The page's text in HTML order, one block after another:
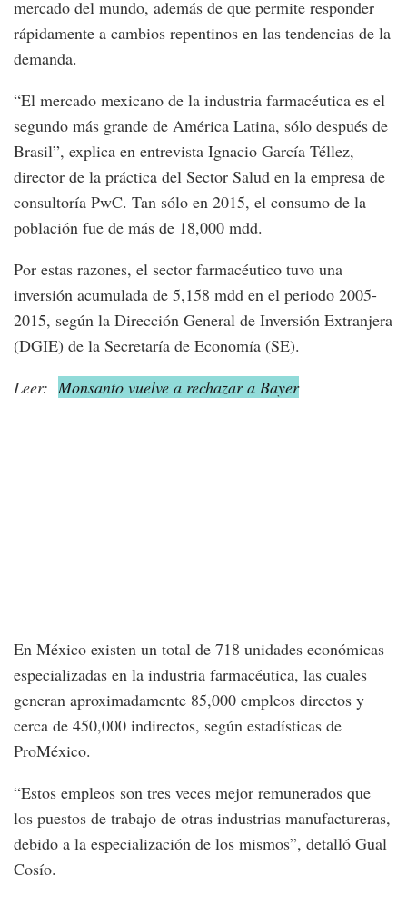
mercado del mundo, además de que permite responder
rápidamente a cambios repentinos en las tendencias de la
demanda.
“El mercado mexicano de la industria farmacéutica es el
segundo más grande de América Latina, sólo después de
Brasil”, explica en entrevista Ignacio García Téllez,
director de la práctica del Sector Salud en la empresa de
consultoría PwC. Tan sólo en 2015, el consumo de la
población fue de más de 18,000 mdd.
Por estas razones, el sector farmacéutico tuvo una
inversión acumulada de 5,158 mdd en el periodo 2005-
2015, según la Dirección General de Inversión Extranjera
(DGIE) de la Secretaría de Economía (SE).
Leer: Monsanto vuelve a rechazar a Bayer
En México existen un total de 718 unidades económicas
especializadas en la industria farmacéutica, las cuales
generan aproximadamente 85,000 empleos directos y
cerca de 450,000 indirectos, según estadísticas de
ProMéxico.
“Estos empleos son tres veces mejor remunerados que
los puestos de trabajo de otras industrias manufactureras,
debido a la especialización de los mismos”, detalló Gual
Cosío.